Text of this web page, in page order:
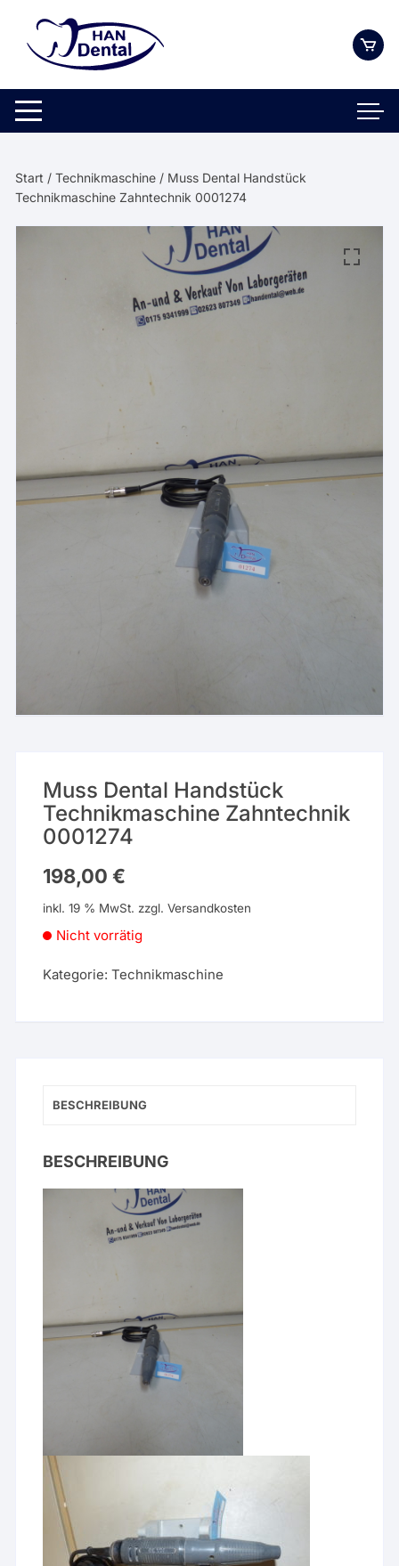
springen
Start /Technikmaschine / Muss Dental Handstück
Technikmaschine Zahntechnik 0001274
Muss Dental Handstück
Technikmaschine Zahntechnik
0001274
198,00€
inkl. 19 % MwSt. zzgl.Versandkosten
Nicht vorrätig
Kategorie:Technikmaschine
BESCHREIBUNG
BESCHREIBUNG